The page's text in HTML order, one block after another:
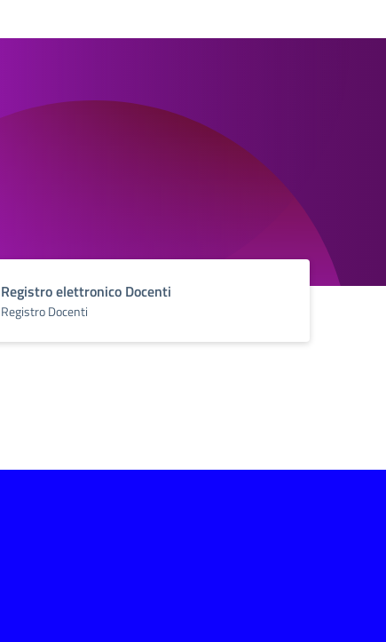
Registro elettronico Docenti
Registro Docenti